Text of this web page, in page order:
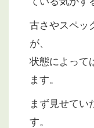
古さやスペッ
が、
状態によって
ます。
まず見せてい
す。